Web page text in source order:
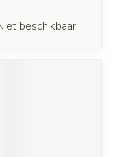
beschikbaar